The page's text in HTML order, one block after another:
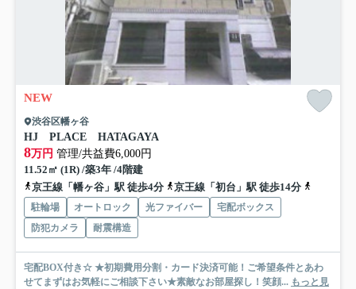
NEW
渋谷区幡ヶ谷
HJ PLACE HATAGAYA
8万円 管理/共益費6,000円
11.52㎡ (1R) /築3年 /4階建
京王線「幡ヶ谷」駅 徒歩4分
京王線「初台」駅 徒歩14分
駐輪場 オートロック 光ファイバー
宅配ボックス
防犯カメラ
耐震構造
宅配BOX付き☆ ★初期費用分割・カード決済可能！ご希望条件とあわ
せてまずはお気軽にご相談下さい★素敵なお部屋探し！笑顔... もっと見